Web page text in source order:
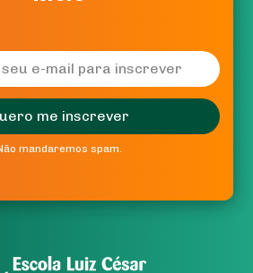
me inscrever
mandaremos spam.
me inscrever
mandaremos spam.